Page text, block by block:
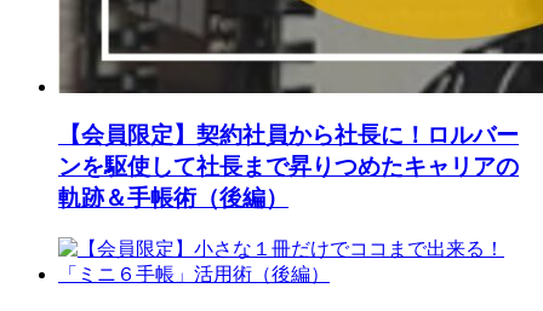
【会員限定】契約社員から社長に！ロルバー
ンを駆使して社長まで昇りつめたキャリアの
軌跡＆手帳術（後編）